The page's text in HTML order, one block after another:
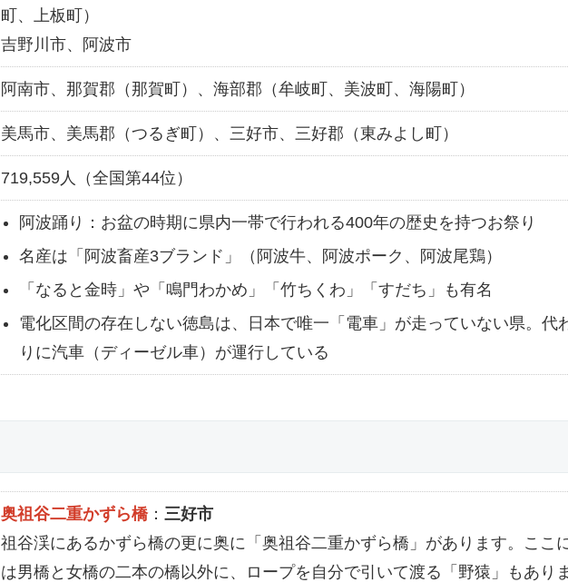
町、上板町）
吉野川市、阿波市
阿南市、那賀郡（那賀町）、海部郡（牟岐町、美波町、海陽町）
美馬市、美馬郡（つるぎ町）、三好市、三好郡（東みよし町）
719,559人（全国第44位）
阿波踊り：お盆の時期に県内一帯で行われる400年の歴史を持つお祭り
名産は「阿波畜産3ブランド」（阿波牛、阿波ポーク、阿波尾鶏）
「なると金時」や「鳴門わかめ」「竹ちくわ」「すだち」も有名
電化区間の存在しない徳島は、日本で唯一「電車」が走っていない県。代
りに汽車（ディーゼル車）が運行している
奥祖谷二重かずら橋： 三好市
祖谷渓にあるかずら橋の更に奥に「奥祖谷二重かずら橋」があります。ここ
は男橋と女橋の二本の橋以外に、ロープを自分で引いて渡る「野猿」もあり